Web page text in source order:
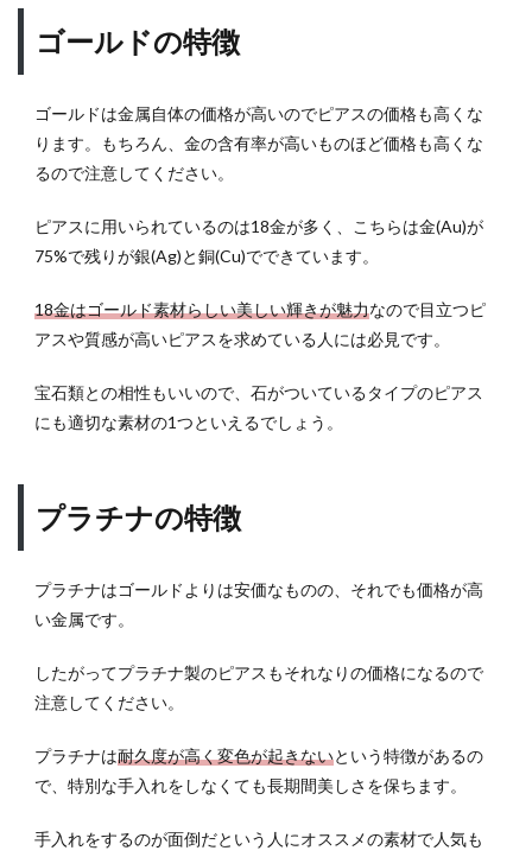
クー
を与
える
なら
ック
やブ
ルー
スス
メ
差別
化す
やグ
パー
プル
メ
メン
ズピ
アス
スス
ゴールドの特徴
ゴールドは金属自体の価格が高いのでピアスの価格も高くな
ります。もちろん、金の含有率が高いものほど価格も高くな
るので注意してください。
ピアスに用いられているのは18金が多く、こちらは金(Au)が
75%で残りが銀(Ag)と銅(Cu)でできています。
18金はゴールド素材らしい美しい輝きが魅力なので目立つピ
アスや質感が高いピアスを求めている人には必見です。
宝石類との相性もいいので、石がついているタイプのピアス
にも適切な素材の1つといえるでしょう。
プラチナの特徴
プラチナはゴールドよりは安価なものの、それでも価格が高
い金属です。
したがってプラチナ製のピアスもそれなりの価格になるので
注意してください。
プラチナは耐久度が高く変色が起きないという特徴があるの
で、特別な手入れをしなくても長期間美しさを保ちます。
手入れをするのが面倒だという人にオススメの素材で人気も